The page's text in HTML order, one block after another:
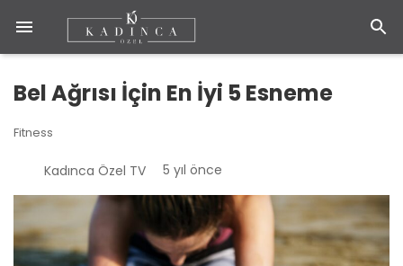
Bel Ağrısı İçin En İyi 5 Esneme
Fitness
Kadınca Özel TV 5 yıl önce